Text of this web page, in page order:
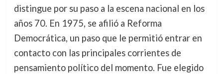
distingue por su paso a la escena nacional en los
años 70. En 1975, se afilió a Reforma
Democrática, un paso que le permitió entrar en
contacto con las principales corrientes de
pensamiento político del momento. Fue elegido